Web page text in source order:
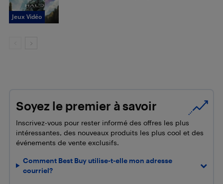
Jeux Vidéo
Soyez le premier à savoir
Inscrivez-vous pour rester informé des offres les plus
intéressantes, des nouveaux produits les plus cool et des
événements de vente exclusifs.
Comment Best Buy utilise-t-elle mon adresse
courriel?